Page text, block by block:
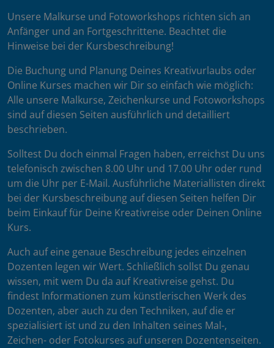
Unsere Malkurse und Fotoworkshops richten sich an
Anfänger und an Fortgeschrittene. Beachtet die
Hinweise bei der Kursbeschreibung!
Die Buchung und Planung Deines Kreativurlaubs oder
Online Kurses machen wir Dir so einfach wie möglich:
Alle unsere Malkurse, Zeichenkurse und Fotoworkshops
sind auf diesen Seiten ausführlich und detailliert
beschrieben.
Solltest Du doch einmal Fragen haben, erreichst Du uns
telefonisch zwischen 8.00 Uhr und 17.00 Uhr oder rund
um die Uhr per E-Mail. Ausführliche Materiallisten direkt
bei der Kursbeschreibung auf diesen Seiten helfen Dir
beim Einkauf für Deine Kreativreise oder Deinen Online
Kurs.
Auch auf eine genaue Beschreibung jedes einzelnen
Dozenten legen wir Wert. Schließlich sollst Du genau
wissen, mit wem Du da auf Kreativreise gehst. Du
findest Informationen zum künstlerischen Werk des
Dozenten, aber auch zu den Techniken, auf die er
spezialisiert ist und zu den Inhalten seines Mal-,
Zeichen- oder Fotokurses auf unseren Dozentenseiten.